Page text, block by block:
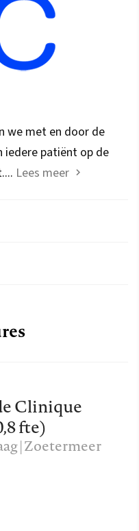
we met en door de
iedere patiënt op de
Lees meer
Clinique
fte)
| Zoetermeer